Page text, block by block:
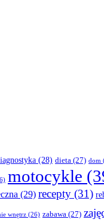
(28) dieta (27) dom
motocykle
(29) recepty (31)
wnętrz (26) zabawa (27)